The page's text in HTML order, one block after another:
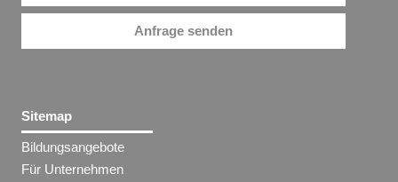
Anfrage senden
Sitemap
Bildungsangebote
Für Unternehmen